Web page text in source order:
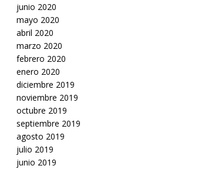
junio 2020
mayo 2020
abril 2020
marzo 2020
febrero 2020
enero 2020
diciembre 2019
noviembre 2019
octubre 2019
septiembre 2019
agosto 2019
julio 2019
junio 2019